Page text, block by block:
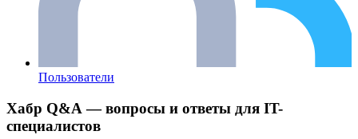
Пользователи
Хабр Q&A — вопросы и ответы для IT-
специалистов